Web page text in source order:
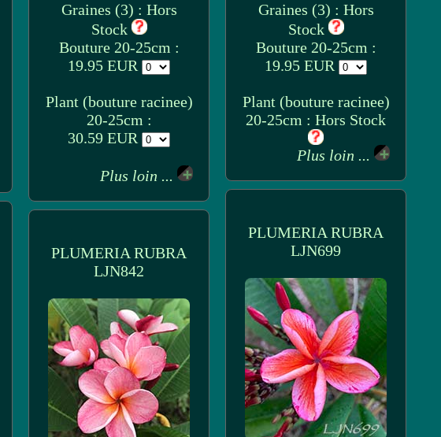
Graines (3) : Hors
Stock
Bouture 20-25cm :
19.95 EUR
Plant (bouture racinee)
20-25cm :
30.59 EUR
Plus loin ...
Graines (3) : Hors
Stock
Bouture 20-25cm :
19.95 EUR
Plant (bouture racinee)
20-25cm : Hors Stock
Plus loin ...
PLUMERIA RUBRA
LJN699
PLUMERIA RUBRA
LJN842